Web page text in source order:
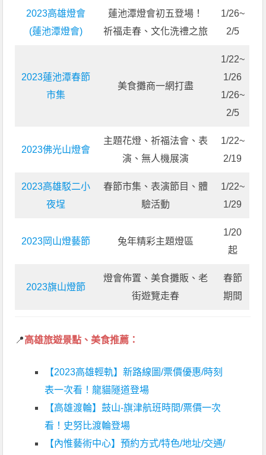
2023高雄燈會
(蓮池潭燈會)
蓮池潭燈會初五登場！
祈福走春、文化洗禮之旅
1/26~
2/5
2023蓮池潭春節
市集
美食攤商一網打盡
1/22~
1/26
1/26~
2/5
2023佛光山燈會
主題花燈、祈福法會、表
演、無人機展演
1/22~
2/19
2023高雄駁二小
夜埕
春節市集、表演節目、體
驗活動
1/22~
1/29
2023岡山燈藝節 兔年精彩主題燈區
1/20
起
2023旗山燈節
燈會佈置、美食攤販、老
街遊覽走春
春節
期間
📍高雄旅遊景點、美食推薦：
【2023高雄輕軌】新路線圖/票價優惠/時刻
表一次看！龍貓隧道登場
【高雄渡輪】鼓山-旗津航班時間/票價一次
看！史努比渡輪登場
【內惟藝術中心】預約方式/特色/地址/交通/